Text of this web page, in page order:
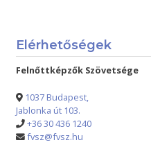
Elérhetőségek
Felnőttképzők Szövetsége
1037 Budapest,
Jablonka út 103.
+36 30 436 1240
fvsz@fvsz.hu